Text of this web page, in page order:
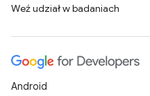
Weź udział w badaniach
Android